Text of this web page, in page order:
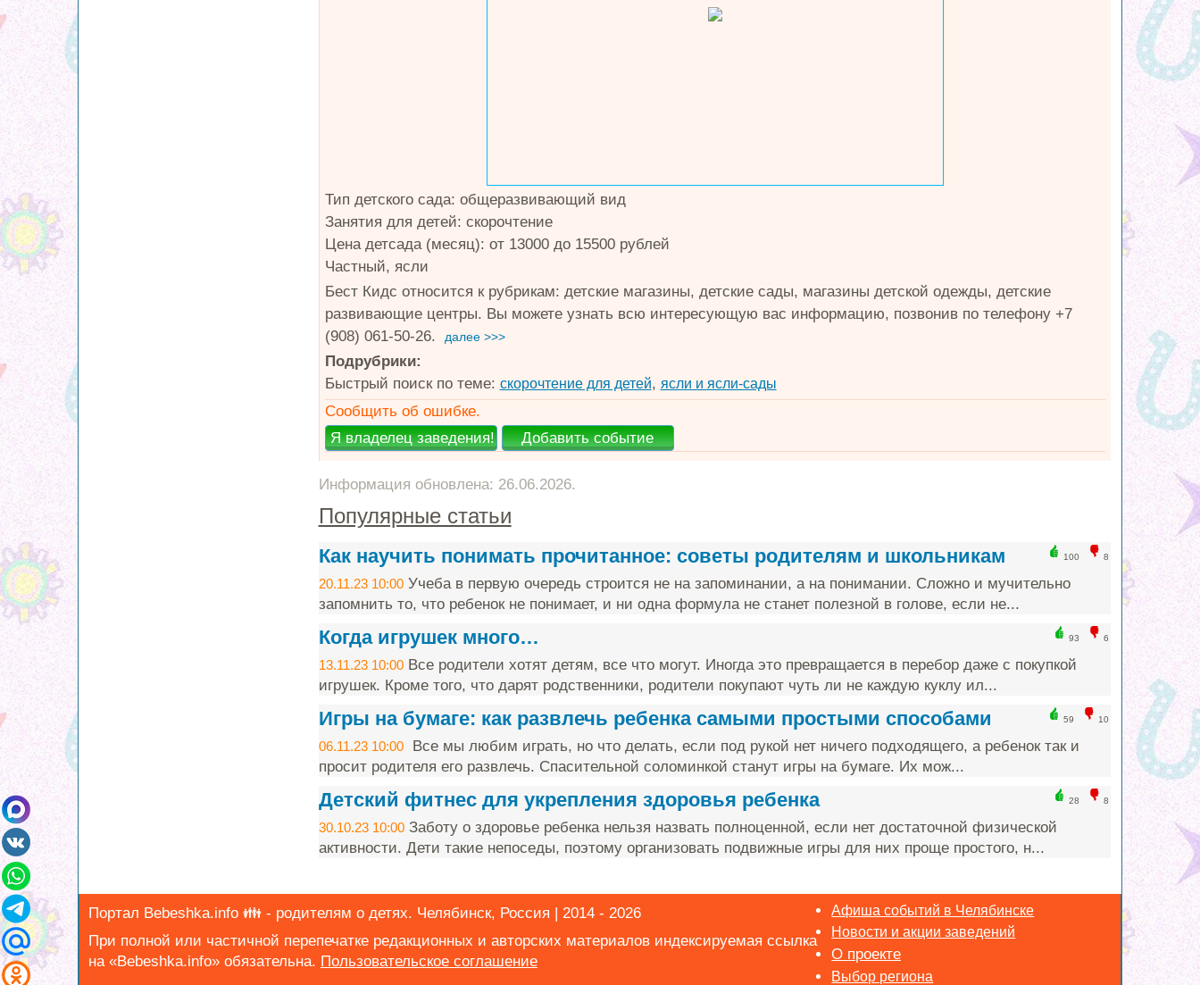
Тип детского сада: общеразвивающий вид
Занятия для детей: скорочтение
Цена детсада (месяц): от 13000 до 15500 рублей
Частный, ясли
Бест Кидс относится к рубрикам: детские магазины, детские сады, магазины детской одежды, детские
развивающие центры. Вы можете узнать всю интересующую вас информацию, позвонив по телефону +7
(908) 061-50-26.
далее >>>
Подрубрики:
Быстрый поиск по теме: скорочтение для детей, ясли и ясли-сады
Сообщить об ошибке.
Информация обновлена: 26.06.2026.
Популярные статьи
100 8
Как научить понимать прочитанное: советы родителям и школьникам
20.11.23 10:00Учеба в первую очередь строится не на запоминании, а на понимании. Сложно и мучительно
запомнить то, что ребенок не понимает, и ни одна формула не станет полезной в голове, если не...
93 6
Когда игрушек много…
13.11.23 10:00Все родители хотят детям, все что могут. Иногда это превращается в перебор даже с покупкой
игрушек. Кроме того, что дарят родственники, родители покупают чуть ли не каждую куклу ил...
59 10
Игры на бумаге: как развлечь ребенка самыми простыми способами
06.11.23 10:00Все мы любим играть, но что делать, если под рукой нет ничего подходящего, а ребенок так и
просит родителя его развлечь. Спасительной соломинкой станут игры на бумаге. Их мож...
28 8
Детский фитнес для укрепления здоровья ребенка
30.10.23 10:00Заботу о здоровье ребенка нельзя назвать полноценной, если нет достаточной физической
активности. Дети такие непоседы, поэтому организовать подвижные игры для них проще простого, н...
Портал Bebeshka.info 👪 - родителям о детях. Челябинск, Россия | 2014 - 2026
При полной или частичной перепечатке редакционных и авторских материалов индексируемая ссылка
на «Bebeshka.info» обязательна.
Афиша событий в Челябинске
Новости и акции заведений
Выбор региона